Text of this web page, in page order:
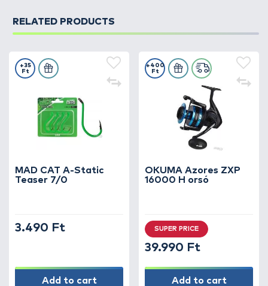
RELATED PRODUCTS
MAD CAT A-Static
Teaser 7/0
+35
Ft
3.490 Ft
Add to cart
OKUMA Azores ZXP
16000 H orsó
+400
Ft
SUPER PRICE
39.990 Ft
Add to cart